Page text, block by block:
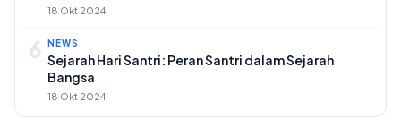
18 Okt 2024
6 NEWS
Sejarah Hari Santri: Peran Santri dalam Sejarah
Bangsa
18 Okt 2024